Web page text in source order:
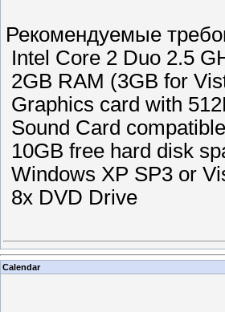
Рекомендуемые
Intel Core 2 Duo 2.5
2GB RAM (3GB for
Graphics card with
Sound Card
10GB free hard disk
Windows XP SP3 or
8x DVD Drive
Calendar